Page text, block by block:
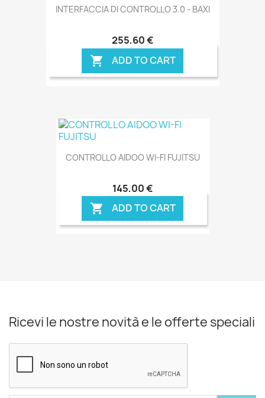
INTERFACCIA DI CONTROLLO 3.0 - BAXI
255,60 €
 ADD TO CART
CONTROLLO AIDOO WI-FI FUJITSU
145,00 €
 ADD TO CART
Ricevi le nostre novità e le offerte speciali